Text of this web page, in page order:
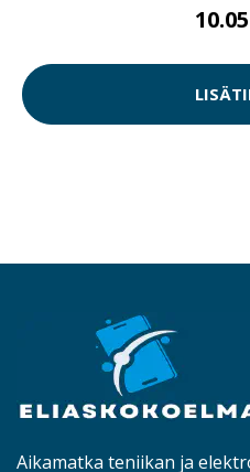
Aikamatka teniikan ja